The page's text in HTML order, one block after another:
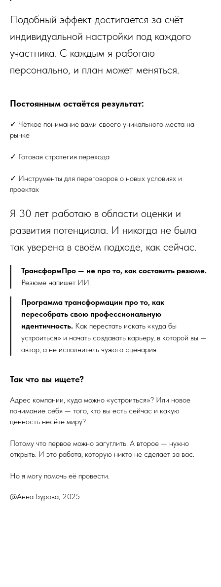
Подобный эффект достигается за счёт
индивидуальной настройки под каждого
участника. С каждым я работаю
персонально, и план может меняться.
Постоянным остаётся результат:
✓ Чёткое понимание вами своего уникального места на
рынке
✓ Готовая стратегия перехода
✓ Инструменты для переговоров о новых условиях и
проектах
Я 30 лет работаю в области оценки и
развития потенциала. И никогда не была
так уверена в своём подходе, как сейчас.
ТрансформПро — не про то, как составить резюме.
Резюме напишет ИИ.
Программа трансформации про то, как
пересобрать свою профессиональную
идентичность. Как перестать искать «куда бы
устроиться» и начать создавать карьеру, в которой вы —
автор, а не исполнитель чужого сценария.
Так что вы ищете?
Адрес компании, куда можно «устроиться»? Или новое
понимание себя — того, кто вы есть сейчас и какую
ценность несёте миру?
Потому что первое можно загуглить. А второе — нужно
открыть. И это работа, которую никто не сделает за вас.
Но я могу помочь её провести.
@Анна Бурова, 2025